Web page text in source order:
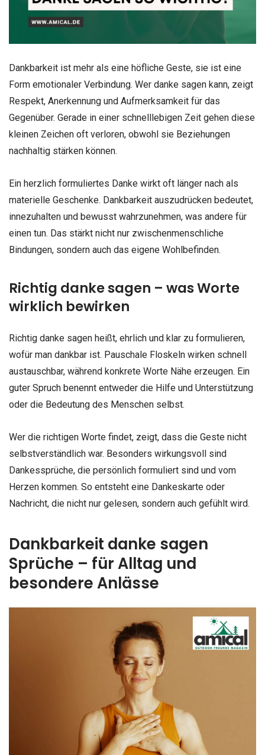
Dankbarkeit ist mehr als eine höfliche Geste, sie ist eine
Form emotionaler Verbindung. Wer danke sagen kann, zeigt
Respekt, Anerkennung und Aufmerksamkeit für das
Gegenüber. Gerade in einer schnelllebigen Zeit gehen diese
kleinen Zeichen oft verloren, obwohl sie Beziehungen
nachhaltig stärken können.
Ein herzlich formuliertes Danke wirkt oft länger nach als
materielle Geschenke. Dankbarkeit auszudrücken bedeutet,
innezuhalten und bewusst wahrzunehmen, was andere für
einen tun. Das stärkt nicht nur zwischenmenschliche
Bindungen, sondern auch das eigene Wohlbefinden.
Richtig danke sagen – was Worte
wirklich bewirken
Richtig danke sagen heißt, ehrlich und klar zu formulieren,
wofür man dankbar ist. Pauschale Floskeln wirken schnell
austauschbar, während konkrete Worte Nähe erzeugen. Ein
guter Spruch benennt entweder die Hilfe und Unterstützung
oder die Bedeutung des Menschen selbst.
Wer die richtigen Worte findet, zeigt, dass die Geste nicht
selbstverständlich war. Besonders wirkungsvoll sind
Dankessprüche, die persönlich formuliert sind und vom
Herzen kommen. So entsteht eine Dankeskarte oder
Nachricht, die nicht nur gelesen, sondern auch gefühlt wird.
Dankbarkeit danke sagen
Sprüche – für Alltag und
besondere Anlässe